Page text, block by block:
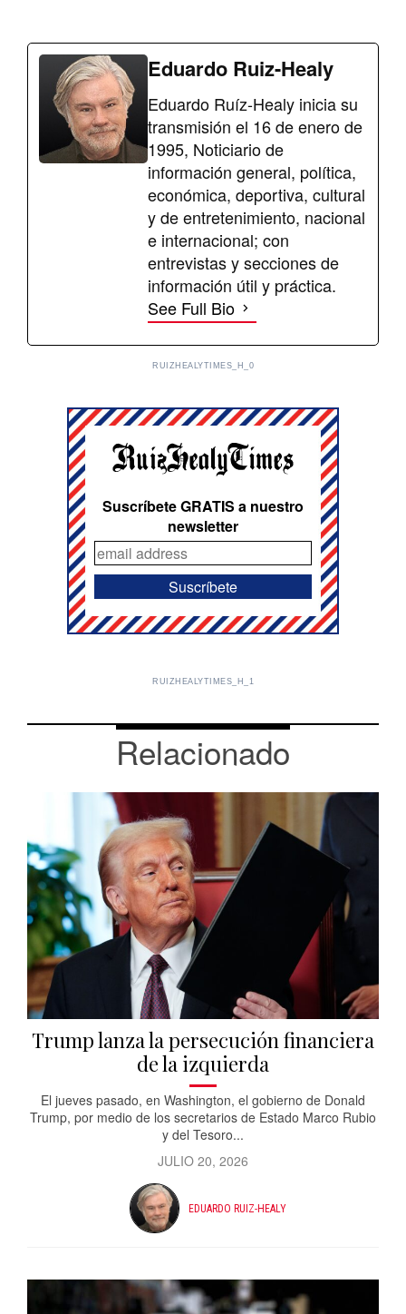
Eduardo Ruiz-Healy
Eduardo Ruíz-Healy inicia su
transmisión el 16 de enero de
1995, Noticiario de
información general, política,
económica, deportiva, cultural
y de entretenimiento, nacional
e internacional; con
entrevistas y secciones de
información útil y práctica.
See Full Bio
RUIZHEALYTIMES_H_0
Suscríbete GRATIS a nuestro
newsletter
RUIZHEALYTIMES_H_1
Relacionado
Trump lanza la persecución financiera
de la izquierda
El jueves pasado, en Washington, el gobierno de Donald
Trump, por medio de los secretarios de Estado Marco Rubio
y del Tesoro...
JULIO 20, 2026
EDUARDO RUIZ-HEALY